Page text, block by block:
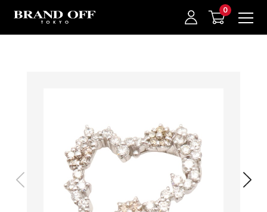
中古名牌業界No.1的BRAND OFF。BRAND OFF官網購物/h1>